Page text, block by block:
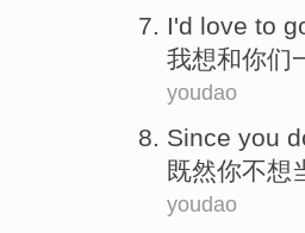
I'd love to
我想和你们
youdao
Since you
既然你不想
youdao